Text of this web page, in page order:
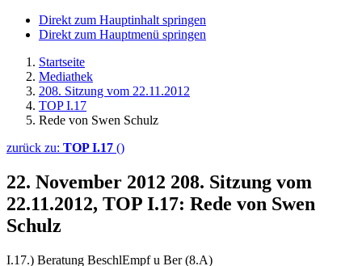
Direkt zum Hauptinhalt springen
Direkt zum Hauptmenü springen
Startseite
Mediathek
208. Sitzung vom 22.11.2012
TOP I.17
Rede von Swen Schulz
zurück zu: TOP I.17 ()
22. November 2012 208. Sitzung vom
22.11.2012, TOP I.17: Rede von Swen
Schulz
I.17.) Beratung BeschlEmpf u Ber (8.A)